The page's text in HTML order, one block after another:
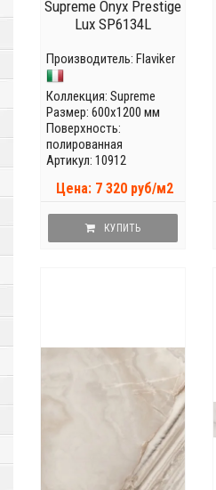
Supreme Onyx Prestige
Lux SP6134L
Производитель: Flaviker
Коллекция: Supreme
Размер: 600x1200 мм
Поверхность:
полированная
Артикул: 10912
Цена: 7 320 руб/м2
КУПИТЬ